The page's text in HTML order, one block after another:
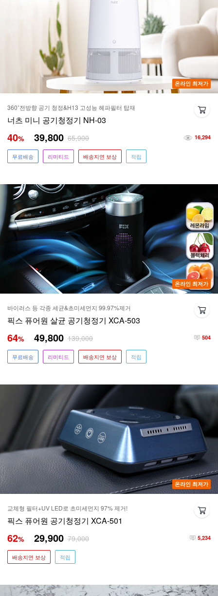
온라인 최저가
360˚전방향 공기 청정&H13 고성능 헤파필터 탑재
너츠 미니 공기청정기 NH-03
16,294
40% 39,800 65,900
무료배송 리미티드 배송지연 보상 적립
온라인 최저가
바이러스 등 각종 세균&초미세먼지 99.97%제거
픽스 퓨어원 살균 공기청정기 XCA-503
504
64% 49,800 139,000
무료배송 리미티드 배송지연 보상 적립
온라인 최저가
교체형 필터+UV LED로 초미세먼지 97% 제거!
픽스 퓨어원 공기청정기 XCA-501
5,234
62% 29,900 79,000
배송지연 보상 적립